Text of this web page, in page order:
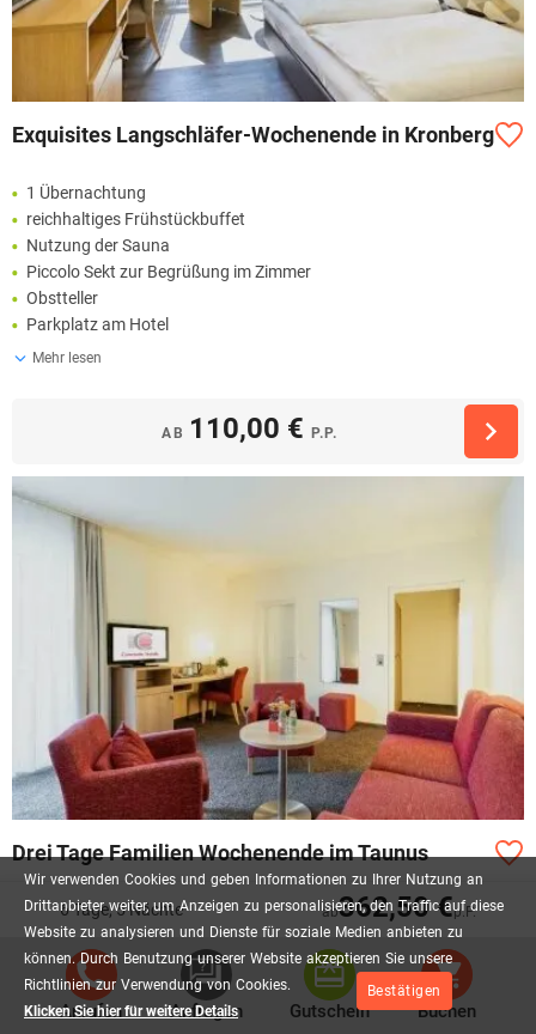
Wir verwenden Cookies und geben Informationen zu Ihrer Nutzung an
Drittanbieter weiter, um Anzeigen zu personalisieren, den Traffic auf diese
Website zu analysieren und Dienste für soziale Medien anbieten zu
können. Durch Benutzung unserer Website akzeptieren Sie unsere
Richtlinien zur Verwendung von Cookies.
Klicken Sie hier für weitere Details
Bestätigen
6 Tage, 5 Nächte ab362,50 €p.P.
Anrufen Anfragen Gutschein Buchen
Exquisites Langschläfer-Wochenende in Kronberg
1 Übernachtung
reichhaltiges Frühstückbuffet
Nutzung der Sauna
Piccolo Sekt zur Begrüßung im Zimmer
Obstteller
Parkplatz am Hotel
Mehr lesen
AB 110,00 € P.P.
Drei Tage Familien Wochenende im Taunus
2 x Übernachtung
2 x reichhaltiges Frühstück
1 x Wasser auf Ihrem Zimmer bei Anreise
1 x Infomaterial über Kronberg und Umgebung
1 x Parkplatz direkt am Hotel